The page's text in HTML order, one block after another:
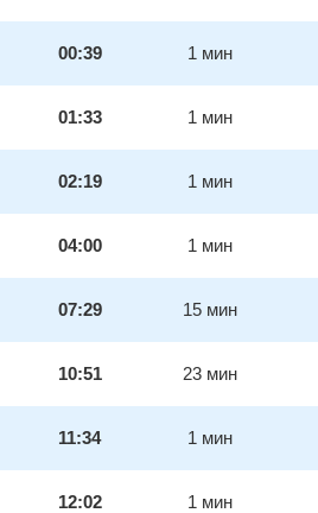
00:39 1 мин
01:33 1 мин
02:19 1 мин
04:00 1 мин
07:29 15 мин
10:51 23 мин
11:34 1 мин
12:02 1 мин